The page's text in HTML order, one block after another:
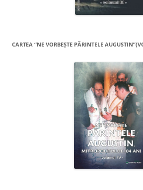
CARTEA “NE VORBEŞTE PĂRINTELE